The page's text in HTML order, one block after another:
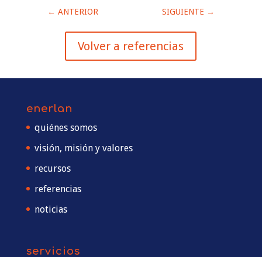
← ANTERIOR SIGUIENTE →
Volver a referencias
enerlan
quiénes somos
visión, misión y valores
recursos
referencias
noticias
servicios